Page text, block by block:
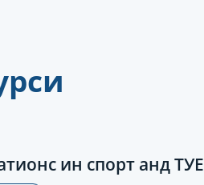
ин спорт анд ТУЕ